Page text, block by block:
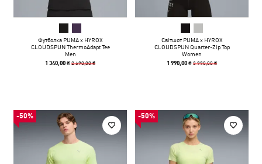
Футболка PUMA x HYROX
CLOUDSPUN ThermoAdapt Tee
Men
1 340,00 ₴2 690,00 ₴
Світшот PUMA x HYROX
CLOUDSPUN Quarter-Zip Top
Women
1 990,00 ₴3 990,00 ₴
-50% -50%